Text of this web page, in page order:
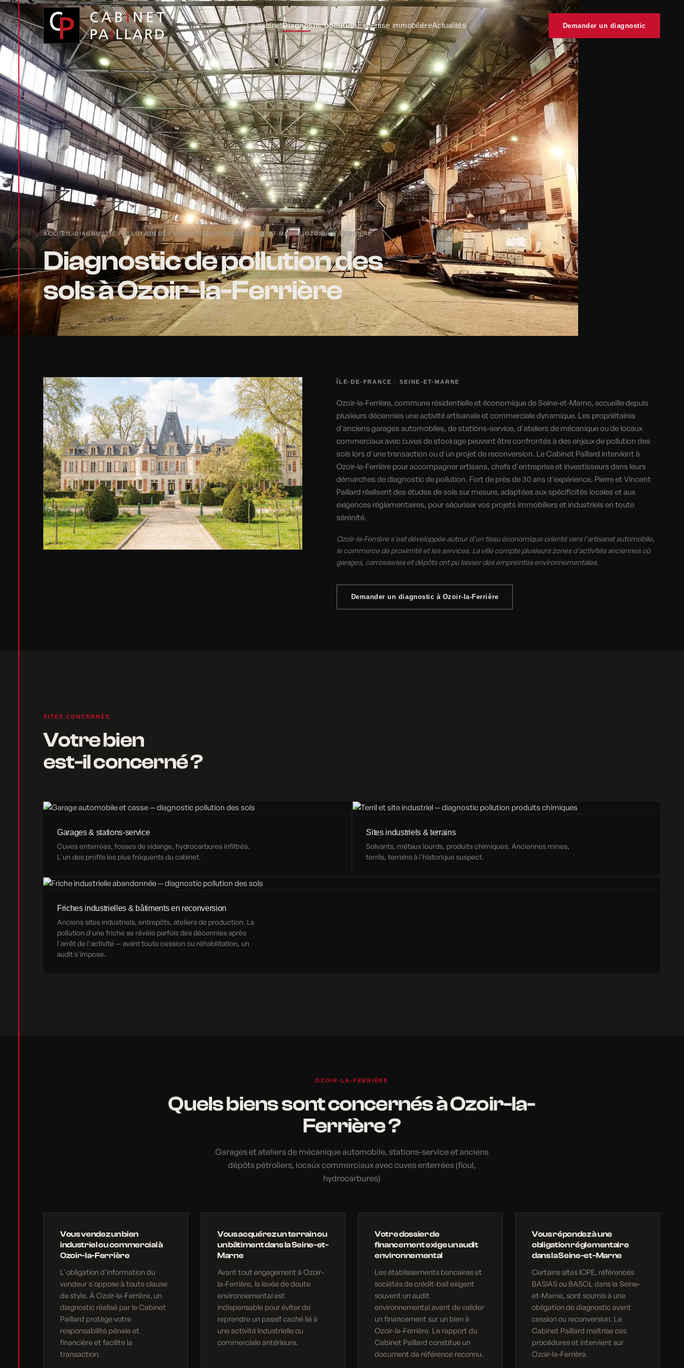
Le cabinetDiagnostic pollutionExpertise immobilièreActualités Demander un diagnostic
ACCUEIL›DIAGNOSTIC POLLUTION DES SOLS› ÎLE-DE-FRANCE›SEINE-ET-MARNE›OZOIR-LA-FERRIÈRE
Diagnostic de pollution des
sols à Ozoir-la-Ferrière
ÎLE-DE-FRANCE ·SEINE-ET-MARNE
Ozoir-la-Ferrière, commune résidentielle et économique de Seine-et-Marne, accueille depuis
plusieurs décennies une activité artisanale et commerciale dynamique. Les propriétaires
d'anciens garages automobiles, de stations-service, d'ateliers de mécanique ou de locaux
commerciaux avec cuves de stockage peuvent être confrontés à des enjeux de pollution des
sols lors d'une transaction ou d'un projet de reconversion. Le Cabinet Paillard intervient à
Ozoir-la-Ferrière pour accompagner artisans, chefs d'entreprise et investisseurs dans leurs
démarches de diagnostic de pollution. Fort de près de 30 ans d'expérience, Pierre et Vincent
Paillard réalisent des études de sols sur mesure, adaptées aux spécificités locales et aux
exigences réglementaires, pour sécuriser vos projets immobiliers et industriels en toute
sérénité.
Ozoir-la-Ferrière s'est développée autour d'un tissu économique orienté vers l'artisanat automobile,
le commerce de proximité et les services. La ville compte plusieurs zones d'activités anciennes où
garages, carrosseries et dépôts ont pu laisser des empreintes environnementales.
Demander un diagnostic à Ozoir-la-Ferrière
SITES CONCERNÉS
Votre bien
est-il concerné ?
Garages & stations-service
Cuves enterrées, fosses de vidange, hydrocarbures infiltrés.
L'un des profils les plus fréquents du cabinet.
Sites industriels & terrains
Solvants, métaux lourds, produits chimiques. Anciennes mines,
terrils, terrains à l'historique suspect.
Friches industrielles & bâtiments en reconversion
Anciens sites industriels, entrepôts, ateliers de production. La
pollution d'une friche se révèle parfois des décennies après
l'arrêt de l'activité — avant toute cession ou réhabilitation, un
audit s'impose.
OZOIR-LA-FERRIÈRE
Quels biens sont concernés à Ozoir-la-
Ferrière ?
Garages et ateliers de mécanique automobile, stations-service et anciens
dépôts pétroliers, locaux commerciaux avec cuves enterrées (fioul,
hydrocarbures)
Vous vendez un bien
industriel ou commercial à
Ozoir-la-Ferrière
L'obligation d'information du
vendeur s'oppose à toute clause
de style. À Ozoir-la-Ferrière, un
diagnostic réalisé par le Cabinet
Paillard protège votre
responsabilité pénale et
financière et facilite la
transaction.
Vous acquérez un terrain ou
un bâtiment dans la Seine-et-
Marne
Avant tout engagement à Ozoir-
la-Ferrière, la levée de doute
environnemental est
indispensable pour éviter de
reprendre un passif caché lié à
une activité industrielle ou
commerciale antérieure.
Votre dossier de
financement exige un audit
environnemental
Les établissements bancaires et
sociétés de crédit-bail exigent
souvent un audit
environnemental avant de valider
un financement sur un bien à
Ozoir-la-Ferrière. Le rapport du
Cabinet Paillard constitue un
document de référence reconnu.
Vous répondez à une
obligation réglementaire
dans la Seine-et-Marne
Certains sites ICPE, référencés
BASIAS ou BASOL dans la Seine-
et-Marne, sont soumis à une
obligation de diagnostic avant
cession ou reconversion. Le
Cabinet Paillard maîtrise ces
procédures et intervient sur
Ozoir-la-Ferrière.
Panneau de gestion des cookies